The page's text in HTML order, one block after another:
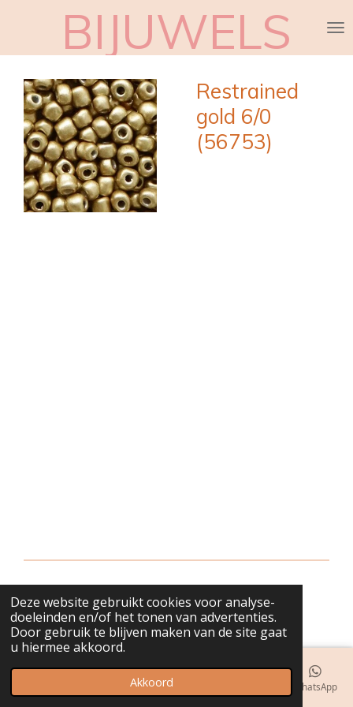
Deze website gebruikt cookies voor analyse-
doeleinden en/of het tonen van advertenties.
Door gebruik te blijven maken van de site gaat
u hiermee akkoord.
Akkoord
naar
hoofdinhoud
BIJUWELS
Restrained
gold 6/0
(56753)
© 2018 - 2026 bijuwels
Telefoonnummer WhatsApp